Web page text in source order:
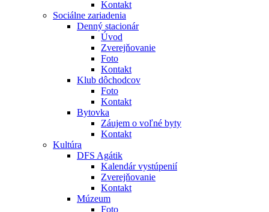
Kontakt
Sociálne zariadenia
Denný stacionár
Úvod
Zverejňovanie
Foto
Kontakt
Klub dôchodcov
Foto
Kontakt
Bytovka
Záujem o voľné byty
Kontakt
Kultúra
DFS Agátik
Kalendár vystúpenií
Zverejňovanie
Kontakt
Múzeum
Foto